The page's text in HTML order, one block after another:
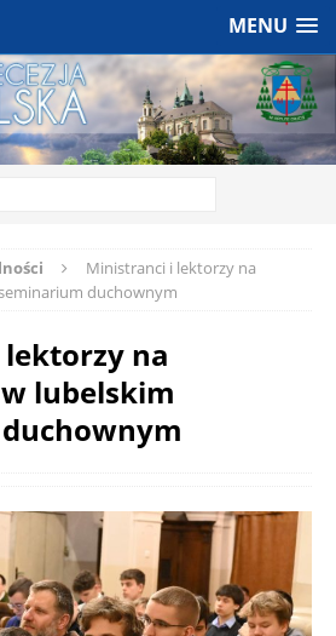
MENU
Ministranci i lektorzy na
duchownym
na
lubelskim